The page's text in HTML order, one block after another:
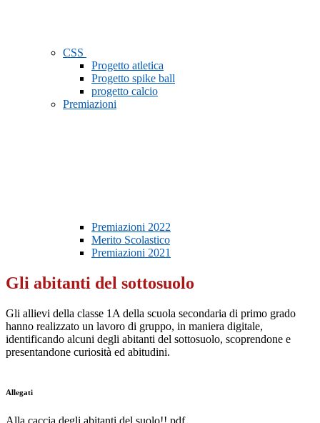
CSS
Progetto atletica
Progetto spike ball
progetto calcio
Premiazioni
Premiazioni 2022
Merito Scolastico
Premiazioni 2021
Gli abitanti del sottosuolo
Gli allievi della classe 1A della scuola secondaria di primo grado
hanno realizzato un lavoro di gruppo, in maniera digitale,
identificando alcuni degli abitanti del sottosuolo, scoprendone e
presentandone curiosità ed abitudini.
Allegati
Alla caccia degli abitanti del suolo!!.pdf